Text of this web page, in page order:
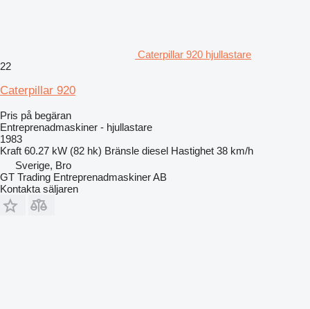
Caterpillar 920 hjullastare
22
Caterpillar 920
Pris på begäran
Entreprenadmaskiner - hjullastare
1983
Kraft 60.27 kW (82 hk) Bränsle diesel Hastighet 38 km/h
Sverige, Bro
GT Trading Entreprenadmaskiner AB
Kontakta säljaren